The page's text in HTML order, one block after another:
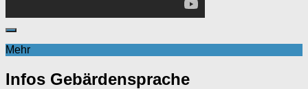
Mehr
Infos Gebärdensprache